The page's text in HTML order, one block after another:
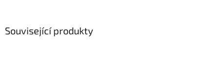
Související produkty